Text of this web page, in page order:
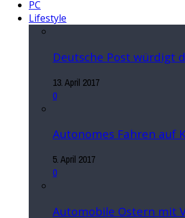
PC
Lifestyle
Deutsche Post würdigt
13. April 2017
0
Autonomes Fahren auf
5. April 2017
0
Automobile Ostern mit